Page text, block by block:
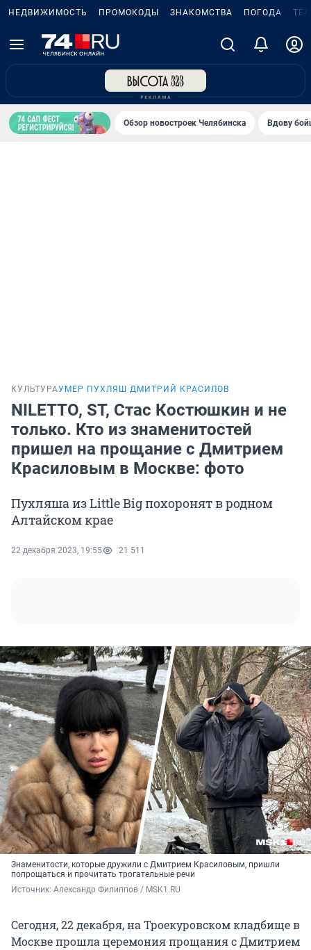
НЕДВИЖИМОСТЬ ПРОМОКОДЫ ЗНАКОМСТВА ПОГОДА
Обзор новостроек Челябинска Вдову
КУЛЬТУРАУМЕР ПУХЛЯШ ДМИТРИЙ КРАСИЛОВ
NILETTO, ST, Стас Костюшкин и не
только. Кто из знаменитостей
пришел на прощание с Дмитрием
Красиловым в Москве: фото
Пухляша из Little Big похоронят в родном
Алтайском крае
22 декабря 2023, 19:55 21 511
Знаменитости, которые дружили с Дмитрием Красиловым, пришли
попрощаться и прочитать трогательные речи
Источник: Александр Филиппов / MSK1.RU
Сегодня, 22 декабря, на Троекуровском кладбище в
Москве прошла церемония прощания с Дмитрием